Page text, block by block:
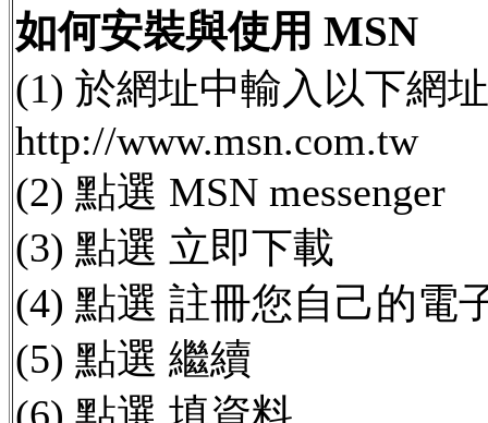
如何安裝與使用 MSN
(1) 於網址中輸入以下網
http://www.msn.com.tw
(2) 點選 MSN messenger
(3) 點選 立即下載
(4) 點選 註冊您自己的電
(5) 點選 繼續